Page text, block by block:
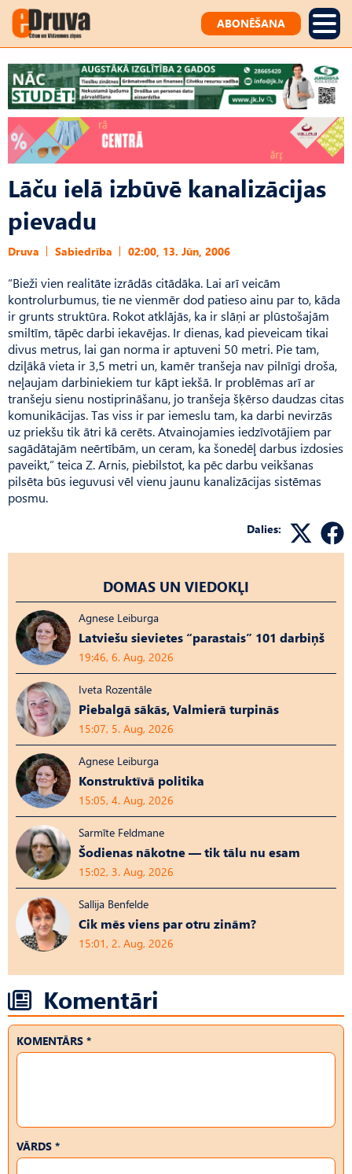
ABONĒŠANA
Lāču ielā izbūvē kanalizācijas
pievadu
Druva Sabiedrība 02:00, 13. Jūn, 2006
“Bieži vien realitāte izrādās citādāka. Lai arī veicām
kontrolurbumus, tie ne vienmēr dod patieso ainu par to, kāda
ir grunts struktūra. Rokot atklājās, ka ir slāņi ar plūstošajām
smiltīm, tāpēc darbi iekavējas. Ir dienas, kad pieveicam tikai
divus metrus, lai gan norma ir aptuveni 50 metri. Pie tam,
dziļākā vieta ir 3,5 metri un, kamēr tranšeja nav pilnīgi droša,
neļaujam darbiniekiem tur kāpt iekšā. Ir problēmas arī ar
tranšeju sienu nostiprināšanu, jo tranšeja šķērso daudzas citas
komunikācijas. Tas viss ir par iemeslu tam, ka darbi nevirzās
uz priekšu tik ātri kā cerēts. Atvainojamies iedzīvotājiem par
sagādātajām neērtībām, un ceram, ka šonedēļ darbus izdosies
paveikt,” teica Z. Arnis, piebilstot, ka pēc darbu veikšanas
pilsēta būs ieguvusi vēl vienu jaunu kanalizācijas sistēmas
posmu.
Dalies:
DOMAS UN VIEDOKĻI
Agnese Leiburga
Latviešu sievietes “parastais” 101 darbiņš
19:46, 6. Aug, 2026
Iveta Rozentāle
Piebalgā sākās, Valmierā turpinās
15:07, 5. Aug, 2026
Agnese Leiburga
Konstruktīvā politika
15:05, 4. Aug, 2026
Sarmīte Feldmane
Šodienas nākotne — tik tālu nu esam
15:02, 3. Aug, 2026
Sallija Benfelde
Cik mēs viens par otru zinām?
15:01, 2. Aug, 2026
Komentāri
KOMENTĀRS *
VĀRDS *